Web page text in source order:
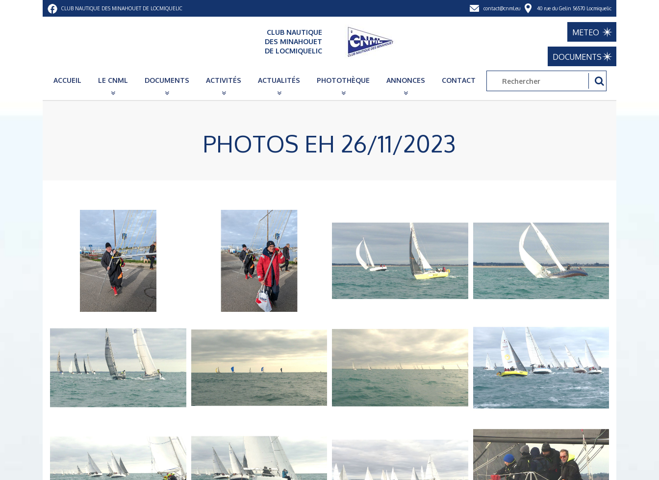
CLUB NAUTIQUE DES MINAHOUET DE LOCMIQUELIC 40 rue du Gelin 56570 Locmiquelic
contact@cnml.eu
CLUB NAUTIQUE
DES MINAHOUET
DE LOCMIQUELIC
METEO
DOCUMENTS
ACCUEIL LE CNML DOCUMENTS ACTIVITÉS ACTUALITÉS PHOTOTHÈQUE ANNONCES CONTACT
PHOTOS EH 26/11/2023